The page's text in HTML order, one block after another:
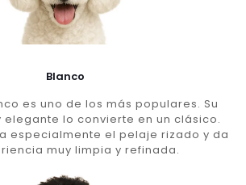
Blanco
es uno de los más populares. Su
lo convierte en un clásico.
especialmente el pelaje rizado y da
muy limpia y refinada.